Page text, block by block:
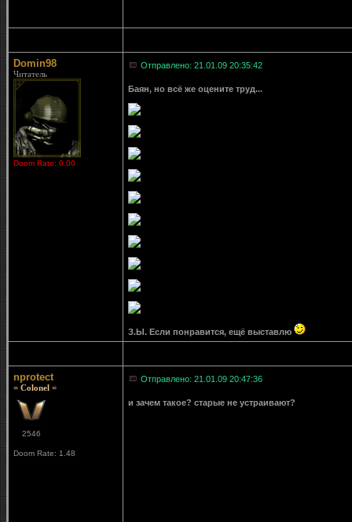
Domin98
Читатель
Doom Rate: 0.00
Отправлено: 21.01.09 20:35:42
Баян, но всё же оцените труд...
З.Ы. Если понравится, ещё выставлю
nprotect
= Colonel =
2546
Doom Rate: 1.48
Отправлено: 21.01.09 20:47:36
и зачем такое? старые не устраивают?